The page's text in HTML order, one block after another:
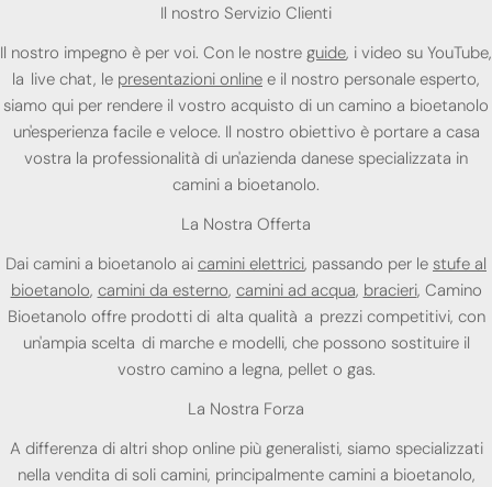
Il nostro Servizio Clienti
Il nostro impegno è per voi. Con le nostre guide, i video su YouTube,
la live chat, le presentazioni online e il nostro personale esperto,
siamo qui per rendere il vostro acquisto di un camino a bioetanolo
un'esperienza facile e veloce. Il nostro obiettivo è portare a casa
vostra la professionalità di un'azienda danese specializzata in
camini a bioetanolo.
La Nostra Offerta
Dai camini a bioetanolo ai camini elettrici, passando per le stufe al
bioetanolo, camini da esterno, camini ad acqua, bracieri, Camino
Bioetanolo offre prodotti di alta qualità a prezzi competitivi, con
un'ampia scelta di marche e modelli, che possono sostituire il
vostro camino a legna, pellet o gas.
La Nostra Forza
A differenza di altri shop online più generalisti, siamo specializzati
nella vendita di soli camini, principalmente camini a bioetanolo,